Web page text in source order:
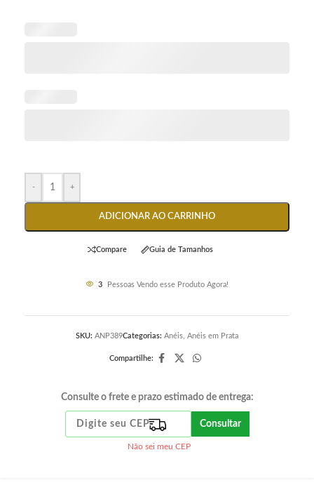
- +
ADICIONAR AO CARRINHO
Compare Guia de Tamanhos
3 Pessoas Vendo esse Produto Agora!
SKU: ANP389Categorias: Anéis Anéis em Prata
Compartilhe:
Consulte o frete e prazo estimado de entrega:
Consultar
Não sei meu CEP